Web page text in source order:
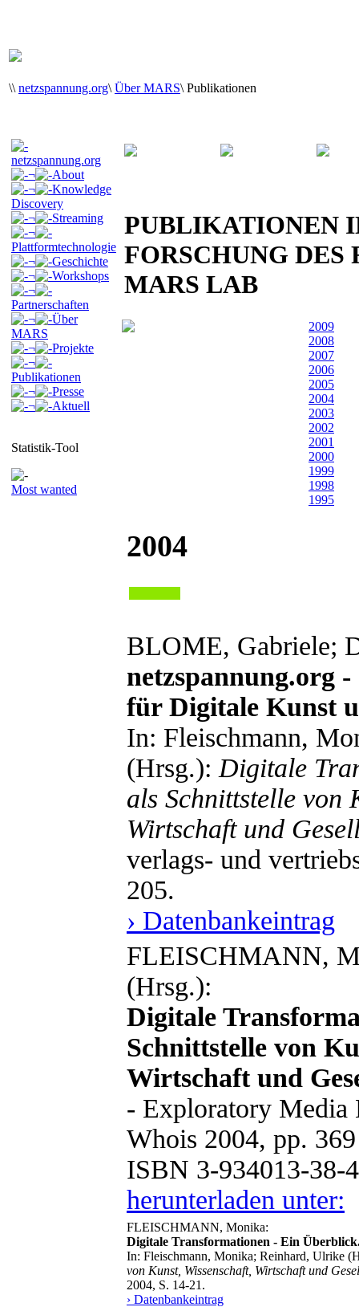
\\ netzspannung.org\ Über MARS\ Publikationen
netzspannung.org
¬
About
¬
Knowledge
Discovery
¬
Streaming
¬
Plattformtechnologie
¬
Geschichte
¬
Workshops
¬
Partnerschaften
¬
Über
MARS
¬
Projekte
¬
Publikationen
¬
Presse
¬
Aktuell
Statistik-Tool
Most wanted
PUBLIKATIONEN
FORSCHUNG DES
MARS LAB
2009
2008
2007
2006
2005
2004
2003
2002
2001
2000
1999
1998
1995
2004
BLOME, Gabriele;
netzspannung.org
für Digitale Kunst
In: Fleischmann,
(Hrsg.): Digitale
als Schnittstelle von
Wirtschaft und
verlags- und
205.
› Datenbankeintrag
FLEISCHMANN,
(Hrsg.):
Digitale
Schnittstelle von
Wirtschaft und
- Exploratory Media
Whois 2004, pp.
ISBN 3-934013-38-
herunterladen unter:
FLEISCHMANN, Monika:
Digitale Transformationen - Ein
In: Fleischmann, Monika; Reinhard, Ulrike
von Kunst, Wissenschaft, Wirtschaft und
2004, S. 14-21.
› Datenbankeintrag